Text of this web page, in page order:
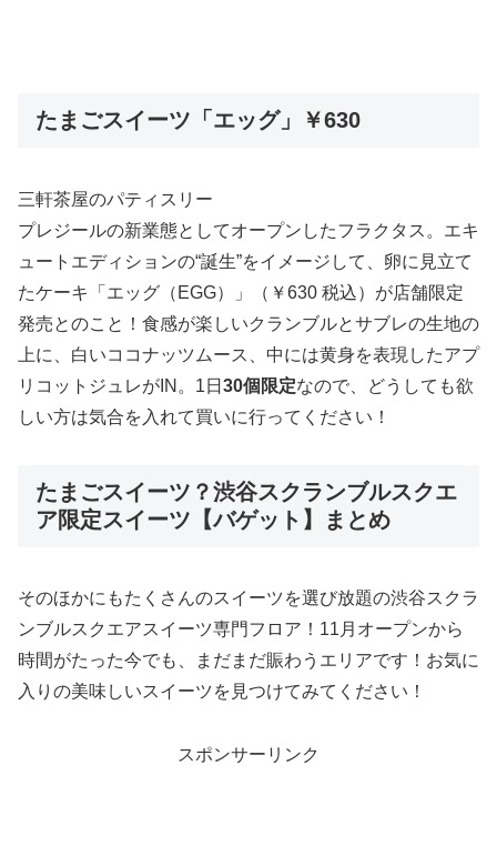
たまごスイーツ「エッグ」￥630
三軒茶屋のパティスリー
プレジールの新業態としてオープンしたフラクタス。エキ
ュートエディションの“誕生”をイメージして、卵に見立て
たケーキ「エッグ（EGG）」（￥630 税込）が店舗限定
発売とのこと！食感が楽しいクランブルとサブレの生地の
上に、白いココナッツムース、中には黄身を表現したアプ
リコットジュレがIN。1日 30個限定なので、どうしても欲
しい方は気合を入れて買いに行ってください！
たまごスイーツ？渋谷スクランブルスクエ
ア限定スイーツ【バゲット】まとめ
そのほかにもたくさんのスイーツを選び放題の渋谷スクラ
ンブルスクエアスイーツ専門フロア！11月オープンから
時間がたった今でも、まだまだ賑わうエリアです！お気に
入りの美味しいスイーツを見つけてみてください！
スポンサーリンク